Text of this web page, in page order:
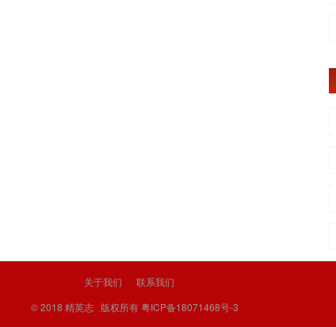
关于我们
联系我们
© 2018 精英志 版权所有粤ICP备18071468号-3